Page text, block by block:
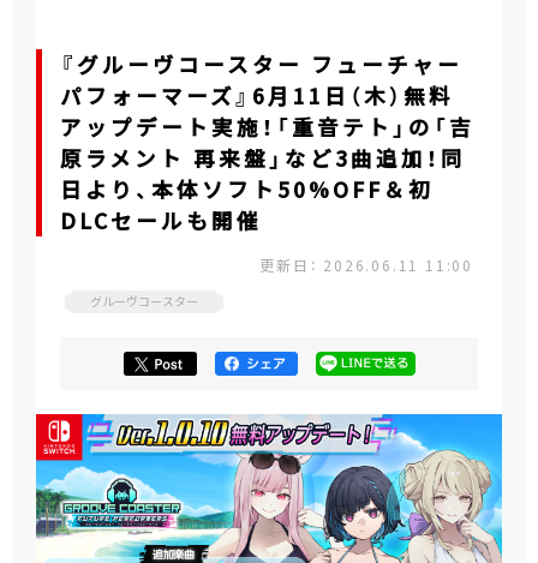
『グルーヴコースター フューチャー
パフォーマーズ』6月11日（木）無料
アップデート実施！「重音テト」の「吉
原ラメント 再来盤」など3曲追加！同
日より、本体ソフト50%OFF＆初
DLCセールも開催
更新日： 2026.06.11 11:00
グルーヴコースター